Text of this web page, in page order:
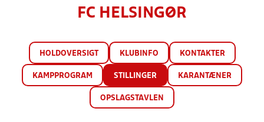
FC HELSINGØR
HOLDOVERSIGT KLUBINFO KONTAKTER
KAMPPROGRAM STILLINGER KARANTÆNER
OPSLAGSTAVLEN